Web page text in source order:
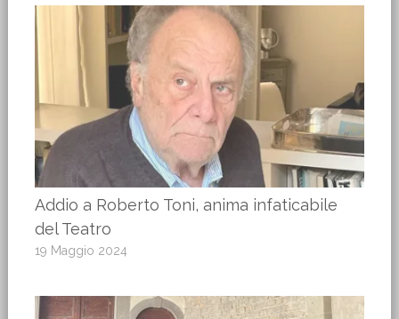
Addio a Roberto Toni, anima infaticabile
del Teatro
19 Maggio 2024